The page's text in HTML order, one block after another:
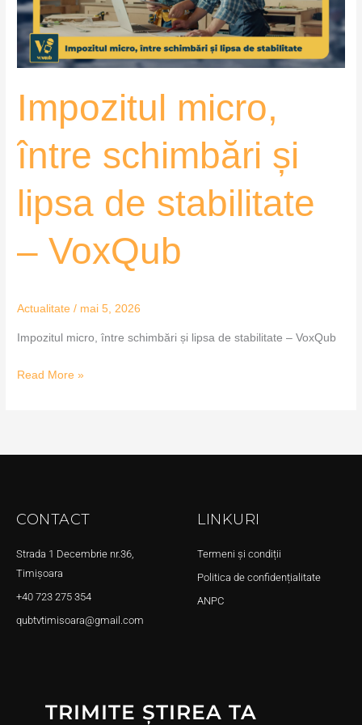
Impozitul micro,
între schimbări și
lipsa de stabilitate
– VoxQub
Actualitate / mai 5, 2026
Impozitul micro, între schimbări și lipsa de stabilitate – VoxQub
de
stabilitate
Read More »
CONTACT
Strada 1 Decembrie nr.36,
Timișoara
+40 723 275 354
qubtvtimisoara@gmail.com
LINKURI
Termeni și condiții
Politica de confidențialitate
ANPC
TRIMITE ȘTIREA TA